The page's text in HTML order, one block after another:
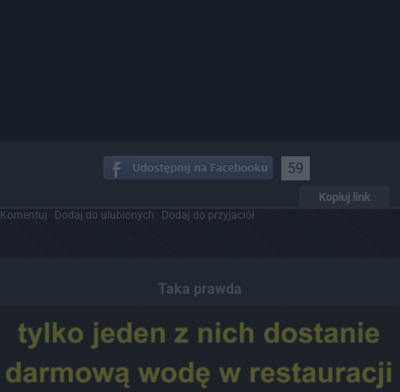
59
Kopiuj link
Komentuj Dodaj do ulubionych Dodaj do przyjaciół
Taka prawda